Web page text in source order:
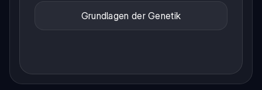
Grundlagen der Genetik